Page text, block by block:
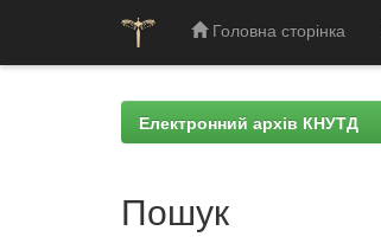
Головна сторінка
Електронний архів КНУТД
Пошук